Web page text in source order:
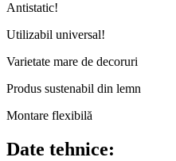
Antistatic!
Utilizabil universal!
Varietate mare de decoruri
Produs sustenabil din lemn
Montare flexibilă
Date tehnice: